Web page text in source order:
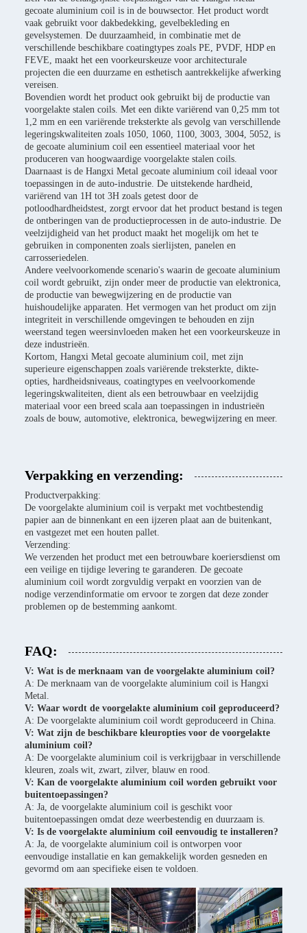
gecoate aluminium coil is in de bouwsector. Het product wordt
vaak gebruikt voor dakbedekking, gevelbekleding en
gevelsystemen. De duurzaamheid, in combinatie met de
verschillende beschikbare coatingtypes zoals PE, PVDF, HDP en
FEVE, maakt het een voorkeurskeuze voor architecturale
projecten die een duurzame en esthetisch aantrekkelijke afwerking
vereisen.
Bovendien wordt het product ook gebruikt bij de productie van
voorgelakte stalen coils. Met een dikte variërend van 0,25 mm tot
1,2 mm en een variërende treksterkte als gevolg van verschillende
legeringskwaliteiten zoals 1050, 1060, 1100, 3003, 3004, 5052, is
de gecoate aluminium coil een essentieel materiaal voor het
produceren van hoogwaardige voorgelakte stalen coils.
Daarnaast is de Hangxi Metal gecoate aluminium coil ideaal voor
toepassingen in de auto-industrie. De uitstekende hardheid,
variërend van 1H tot 3H zoals getest door de
potloodhardheidstest, zorgt ervoor dat het product bestand is tegen
de ontberingen van de productieprocessen in de auto-industrie. De
veelzijdigheid van het product maakt het mogelijk om het te
gebruiken in componenten zoals sierlijsten, panelen en
carrosseriedelen.
Andere veelvoorkomende scenario's waarin de gecoate aluminium
coil wordt gebruikt, zijn onder meer de productie van elektronica,
de productie van bewegwijzering en de productie van
huishoudelijke apparaten. Het vermogen van het product om zijn
integriteit in verschillende omgevingen te behouden en zijn
weerstand tegen weersinvloeden maken het een voorkeurskeuze in
deze industrieën.
Kortom, Hangxi Metal gecoate aluminium coil, met zijn
superieure eigenschappen zoals variërende treksterkte, dikte-
opties, hardheidsniveaus, coatingtypes en veelvoorkomende
legeringskwaliteiten, dient als een betrouwbaar en veelzijdig
materiaal voor een breed scala aan toepassingen in industrieën
zoals de bouw, automotive, elektronica, bewegwijzering en meer.
Verpakking en verzending:
Productverpakking:
De voorgelakte aluminium coil is verpakt met vochtbestendig
papier aan de binnenkant en een ijzeren plaat aan de buitenkant,
en vastgezet met een houten pallet.
Verzending:
We verzenden het product met een betrouwbare koeriersdienst om
een veilige en tijdige levering te garanderen. De gecoate
aluminium coil wordt zorgvuldig verpakt en voorzien van de
nodige verzendinformatie om ervoor te zorgen dat deze zonder
problemen op de bestemming aankomt.
FAQ:
V: Wat is de merknaam van de voorgelakte aluminium coil?
A: De merknaam van de voorgelakte aluminium coil is Hangxi
Metal.
V: Waar wordt de voorgelakte aluminium coil geproduceerd?
A: De voorgelakte aluminium coil wordt geproduceerd in China.
V: Wat zijn de beschikbare kleuropties voor de voorgelakte
aluminium coil?
A: De voorgelakte aluminium coil is verkrijgbaar in verschillende
kleuren, zoals wit, zwart, zilver, blauw en rood.
V: Kan de voorgelakte aluminium coil worden gebruikt voor
buitentoepassingen?
A: Ja, de voorgelakte aluminium coil is geschikt voor
buitentoepassingen omdat deze weerbestendig en duurzaam is.
V: Is de voorgelakte aluminium coil eenvoudig te installeren?
A: Ja, de voorgelakte aluminium coil is ontworpen voor
eenvoudige installatie en kan gemakkelijk worden gesneden en
gevormd om aan specifieke eisen te voldoen.